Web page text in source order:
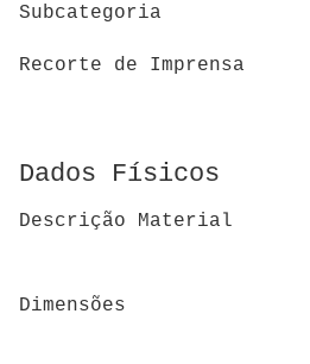
Subcategoria
Recorte de Imprensa
Dados Físicos
Descrição Material
Dimensões